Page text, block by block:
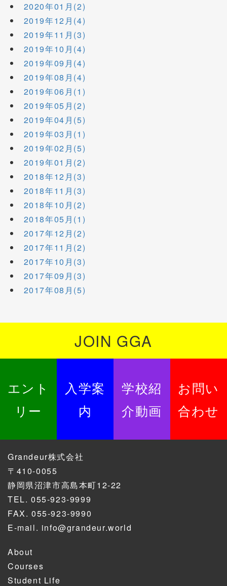
2020年01月(2)
2019年12月(4)
2019年11月(3)
2019年10月(4)
2019年09月(4)
2019年08月(4)
2019年06月(1)
2019年05月(2)
2019年04月(5)
2019年03月(1)
2019年02月(5)
2019年01月(2)
2018年12月(3)
2018年11月(3)
2018年10月(2)
2018年05月(1)
2017年12月(2)
2017年11月(2)
2017年10月(3)
2017年09月(3)
2017年08月(5)
JOIN GGA
エント
リー
入学案
内
学校紹
介動画
お問い
合わせ
Grandeur株式会社
〒410-0055
静岡県沼津市高島本町12-22
TEL. 055-923-9999
FAX. 055-923-9990
E-mail. info@grandeur.world
About
Courses
Student Life